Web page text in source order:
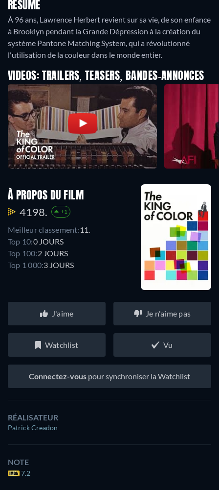
RÉSUMÉ
À 96 ans, Lawrence Herbert revient sur sa vie, de son enfance
à Brooklyn pendant la Grande Dépression à la création du
système Pantone Matching System, qui a révolutionné
l'utilisation de la couleur dans le monde entier.
VIDEOS: TRAILERS, TEASERS, BANDES-ANNONCES
À PROPOS DU FILM
4198. +1
Meilleur classement:11.
Top 10:0 JOURS
Top 100:2 JOURS
Top 1 000:3 JOURS
J'aime Je n'aime pas
Watchlist Vu
Connectez-vous pour synchroniser la Watchlist
RÉALISATEUR
Patrick Creadon
NOTE
7.2